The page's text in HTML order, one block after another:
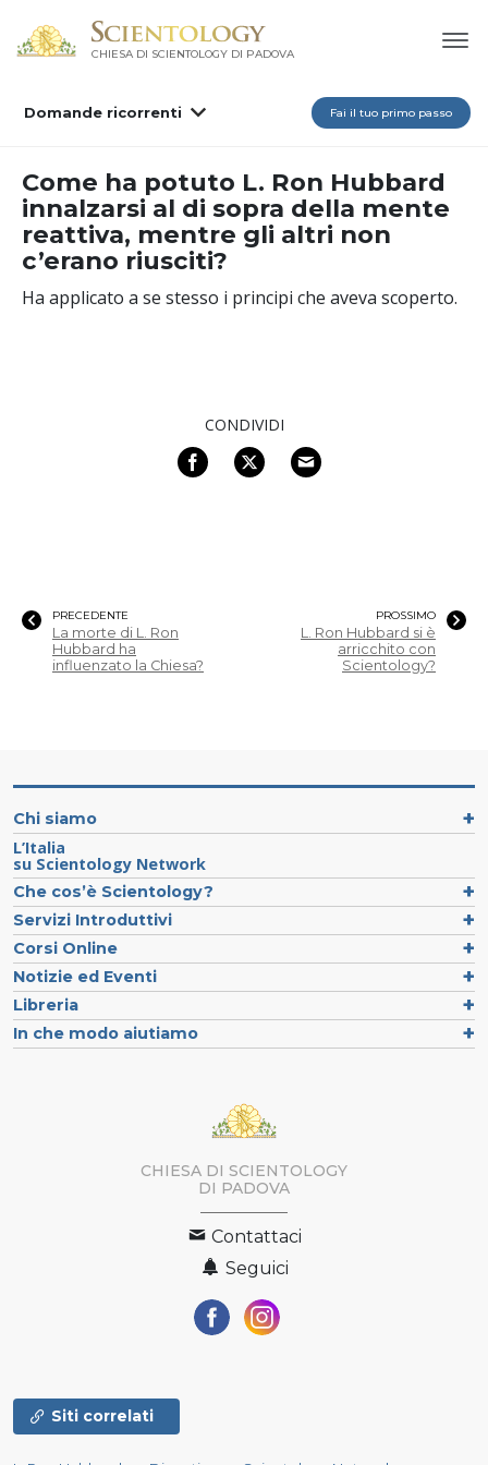
CHIESA DI SCIENTOLOGY DI PADOVA
Domande ricorrenti Fai il tuo primo passo
Come ha potuto L. Ron Hubbard
innalzarsi al di sopra della mente
reattiva, mentre gli altri non
c’erano riusciti?
Ha applicato a se stesso i principi che aveva scoperto.
CONDIVIDI
PRECEDENTE
La morte di L. Ron
Hubbard ha
influenzato la Chiesa?
PROSSIMO
L. Ron Hubbard si è
arricchito con
Scientology?
Chi siamo
L’Italia
su Scientology Network
Che cos’è Scientology?
Servizi Introduttivi
Corsi Online
Notizie ed Eventi
Libreria
In che modo aiutiamo
CHIESA DI SCIENTOLOGY
DI PADOVA
Contattaci
Seguici
Siti correlati